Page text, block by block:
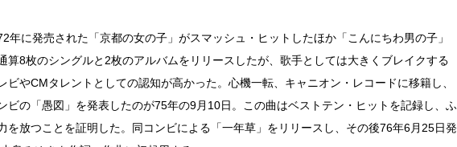
年に発売された「京都の女の子」がスマッシュ・ヒットしたほか「こんにちわ男の子」
算8枚のシングルと2枚のアルバムをリリースしたが、歌手としては大きくブレイクする
ビやCMタレントとしての認知が高かった。心機一転、キャニオン・レコードに移籍し、
ビの「愚図」を発表したのが75年の9月10日。この曲はベストテン・ヒットを記録し、ふ
を放つことを証明した。同コンビによる「一年草」をリリースし、その後76年6月25日発